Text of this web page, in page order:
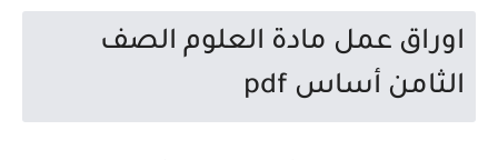
اوراق عمل مادة العلوم الصف
الثامن أساس pdf